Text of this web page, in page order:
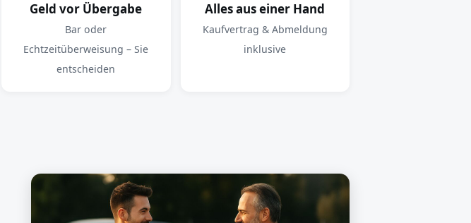
Geld vor Übergabe
Bar oder
Echtzeitüberweisung – Sie
entscheiden
Alles aus einer Hand
Kaufvertrag & Abmeldung
inklusive